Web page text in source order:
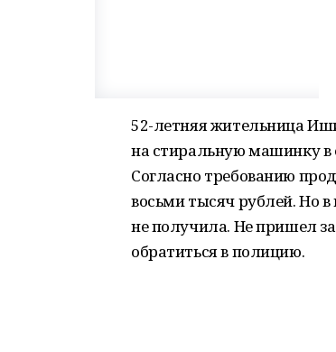
52-летняя жительница
на стиральную машинку
Согласно требованию
восьми тысяч рублей. Но
не получила. Не пришел
обратиться в полицию.